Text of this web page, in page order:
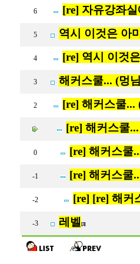
6 [re] 자유강좌
5 역시 이것은 아
4 [re] 역시 이것
3 해커스쿨... (멍
2 [re] 해커스쿨...
[re] 해커스쿨
0 [re] 해커스쿨
-1 [re] 해커스쿨
-2 [re] [re] 해커
-3 레벨 [3]